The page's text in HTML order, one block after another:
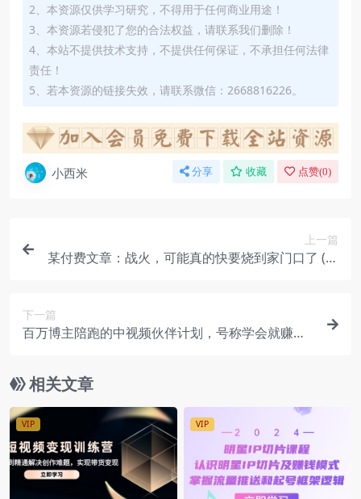
2、本资源仅供学习研究，不得用于任何商业用途！
3、本资源若侵犯了您的合法权益，请联系我们删除！
4、本站不提供技术支持，不提供任何保证，不承担任何法律
责任！
5、若本资源的链接失效，请联系微信：2668816226。
小西米 分享 收藏 点赞(0)
上一篇
某付费文章：战火，可能真的快要烧到家门口了 (文
下一篇
百万博主陪跑的中视频伙伴计划，号称学会就赚
相关文章
VIP VIP